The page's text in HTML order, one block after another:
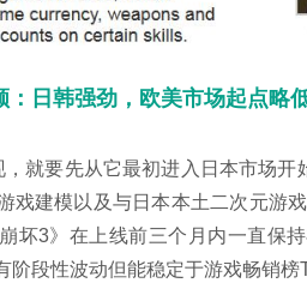
：日韩强劲，欧美市场起点略
就要先从它最初进入日本市场开
戏建模以及与日本本土二次元游戏
坏3》在上线前三个月内一直保持
阶段性波动但能稳定于游戏畅销榜